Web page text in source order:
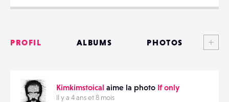
PROFIL ALBUMS PHOTOS
MATÉRIELS
Kimkimstoical aime la photo If only
Il y a 4 ans et 8 mois